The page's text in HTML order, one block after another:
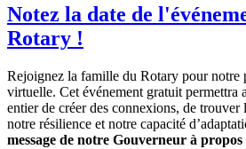
Notez la date de
Rotary !
Rejoignez la famille du Rotary pour notre
virtuelle. Cet événement gratuit permettra
entier de créer des connexions, de trouver
notre résilience et notre capacité
message de notre Gouverneur à propos